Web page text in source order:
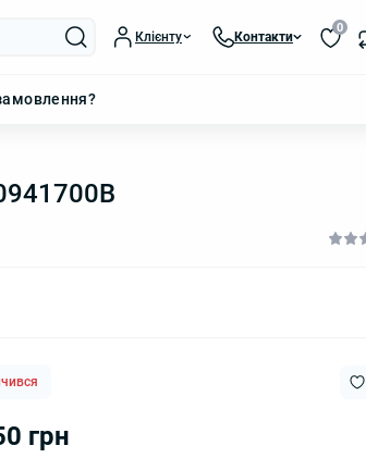
Клієнту Контакти
0
грн